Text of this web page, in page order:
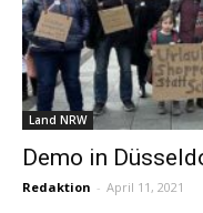
Land NRW
Demo in
Redaktion - April 11, 2021